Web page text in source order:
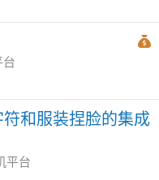
和服装捏脸的集成
平台